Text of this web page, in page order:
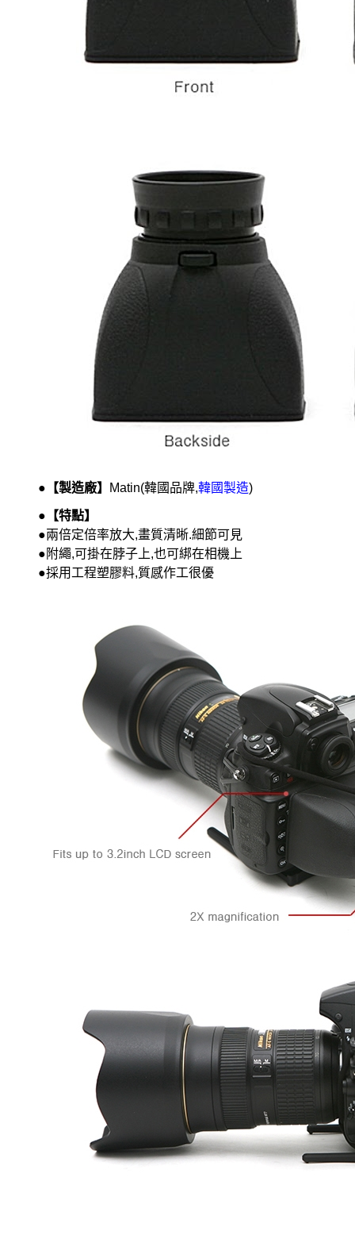
●【製造廠】 Matin(韓國品牌,韓國製造)
●【特點】
●兩倍定倍率放大,畫質清晰.細節可見
●附繩,可掛在脖子上,也可綁在相機上
●採用工程塑膠料,質感作工很優